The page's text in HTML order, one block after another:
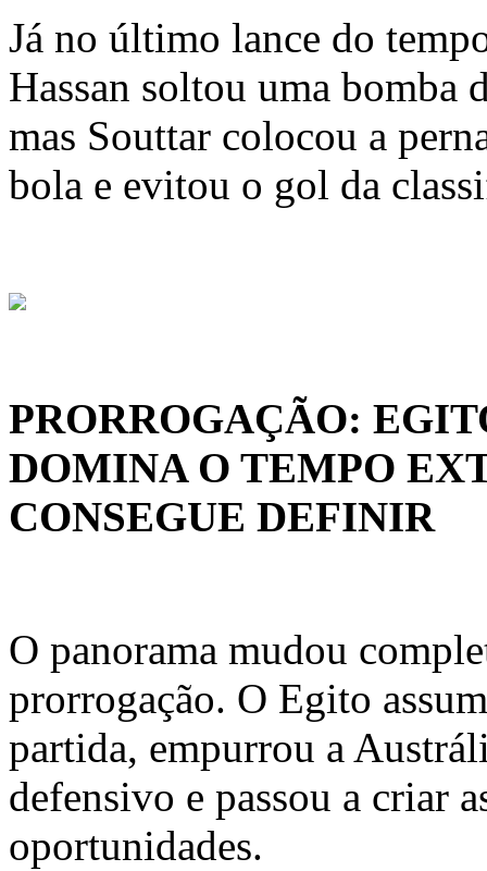
Já no último lance do
Hassan soltou uma bomba
mas Souttar colocou a
bola e evitou o gol da
PRORROGAÇÃO:
DOMINA O TEMPO
CONSEGUE DEFINIR
O panorama mudou
prorrogação. O Egito
partida, empurrou a
defensivo e passou a criar
oportunidades.